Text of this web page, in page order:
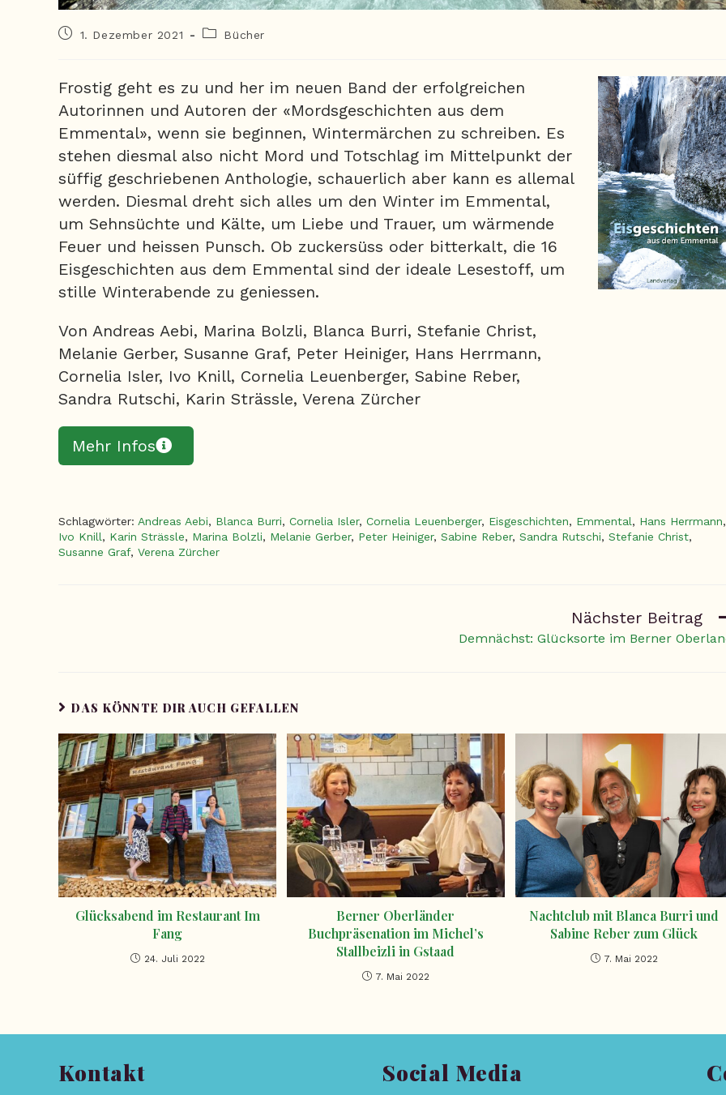
1. Dezember 2021 Bücher
Frostig geht es zu und her im neuen Band der erfolgreichen
Autorinnen und Autoren der «Mordsgeschichten aus dem
Emmental», wenn sie beginnen, Wintermärchen zu schreiben. Es
stehen diesmal also nicht Mord und Totschlag im Mittelpunkt der
süffig geschriebenen Anthologie, schauerlich aber kann es allemal
werden. Diesmal dreht sich alles um den Winter im Emmental,
um Sehnsüchte und Kälte, um Liebe und Trauer, um wärmende
Feuer und heissen Punsch. Ob zuckersüss oder bitterkalt, die 16
Eisgeschichten aus dem Emmental sind der ideale Lesestoff, um
stille Winterabende zu geniessen.
Von Andreas Aebi, Marina Bolzli, Blanca Burri, Stefanie Christ,
Melanie Gerber, Susanne Graf, Peter Heiniger, Hans Herrmann,
Cornelia Isler, Ivo Knill, Cornelia Leuenberger, Sabine Reber,
Sandra Rutschi, Karin Strässle, Verena Zürcher
Mehr Infos
Schlagwörter: Andreas Aebi, Blanca Burri, Cornelia Isler, Cornelia Leuenberger, Eisgeschichten, Emmental, Hans Herrmann,
Ivo Knill, Karin Strässle, Marina Bolzli, Melanie Gerber, Peter Heiniger, Sabine Reber, Sandra Rutschi, Stefanie Christ,
Susanne Graf, Verena Zürcher
Nächster Beitrag
Demnächst: Glücksorte im Berner
DAS KÖNNTE DIR AUCH GEFALLEN
Glücksabend im Restaurant Im
Fang
24. Juli 2022
Berner Oberländer
Buchpräsenation im Michel’s
Stallbeizli in Gstaad
7. Mai 2022
Nachtclub mit Blanca Burri und
Sabine Reber zum Glück
7. Mai 2022
Kontakt Social Media